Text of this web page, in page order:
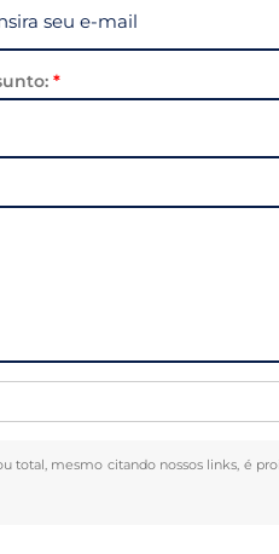
*
total, mesmo citando nossos links, é